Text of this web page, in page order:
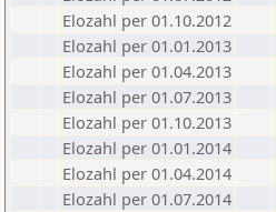
Elozahl per 01.10.2012
Elozahl per 01.01.2013
Elozahl per 01.04.2013
Elozahl per 01.07.2013
Elozahl per 01.10.2013
Elozahl per 01.01.2014
Elozahl per 01.04.2014
Elozahl per 01.07.2014